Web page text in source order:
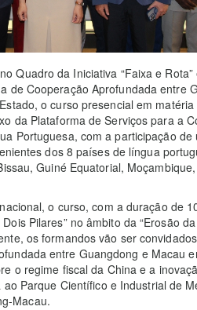
Quadro da Iniciativa “Faixa e
de Cooperação Aprofundada entre
o curso presencial em
da Plataforma de Serviços para a
Portuguesa, com a participação de
dos 8 países de língua
Guiné Equatorial,
o curso, com a duração de
Pilares” no âmbito da “Erosão
os formandos vão ser
entre Guangdong e Macau
o regime fiscal da China e a
Parque Científico e Industrial de
Macau.